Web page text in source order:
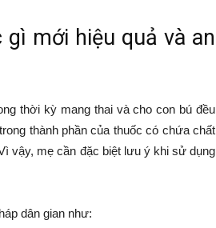
mới hiệu quả và an
thời kỳ mang thai và cho con bú đều
thành phần của thuốc có chứa chất
vậy, mẹ cần đặc biệt lưu ý khi sử dụng
dân gian như: